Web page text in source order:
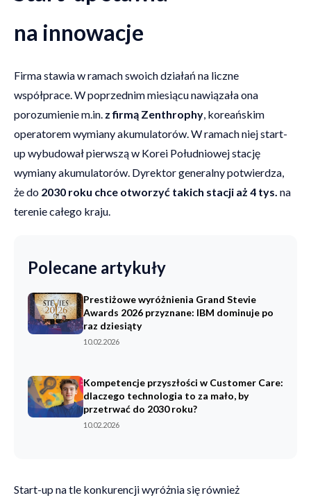
na innowacje
Firma stawia w ramach swoich działań na liczne
współprace. W poprzednim miesiącu nawiązała ona
porozumienie m.in. z firmą Zenthrophy , koreańskim
operatorem wymiany akumulatorów. W ramach niej start-
up wybudował pierwszą w Korei Południowej stację
wymiany akumulatorów. Dyrektor generalny potwierdza,
że do 2030 roku chce otworzyć takich stacji aż 4 tys. na
terenie całego kraju.
Polecane artykuły
Prestiżowe wyróżnienia Grand Stevie
Awards 2026 przyznane: IBM dominuje po
raz dziesiąty
10.02.2026
Kompetencje przyszłości w Customer Care:
dlaczego technologia to za mało, by
przetrwać do 2030 roku?
10.02.2026
Start-up na tle konkurencji wyróżnia się również